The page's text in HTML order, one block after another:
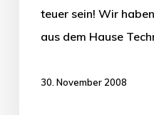
teuer sein! Wir
aus dem Hause
30. November 2008